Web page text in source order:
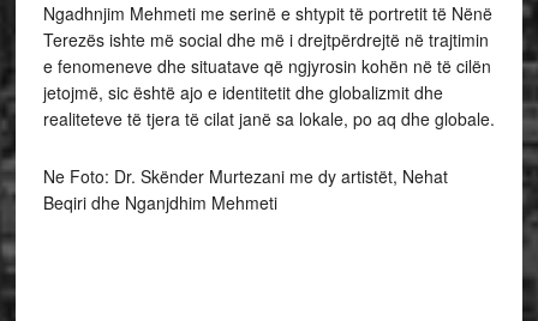
Ngadhnjim Mehmeti me serinë e shtypit të portretit të Nënë
Terezës ishte më social dhe më i drejtpërdrejtë në trajtimin
e fenomeneve dhe situatave që ngjyrosin kohën në të cilën
jetojmë, sic është ajo e identitetit dhe globalizmit dhe
realiteteve të tjera të cilat janë sa lokale, po aq dhe globale.
Ne Foto: Dr. Skënder Murtezani me dy artistët, Nehat
Beqiri dhe Nganjdhim Mehmeti